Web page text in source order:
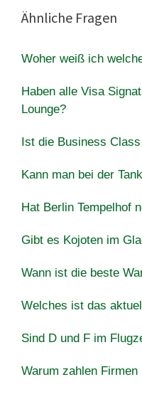
Ähnliche Fragen
Woher weiß ich
Haben alle Visa
Lounge?
Ist die Business
Kann man bei der
Hat Berlin Tempelhof
Gibt es Kojoten im
Wann ist die beste
Welches ist das
Sind D und F im
Warum zahlen